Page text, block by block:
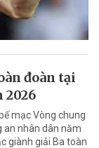
đoàn tại
2026
mạc Vòng chung
an nhân dân năm
giành giải Ba toàn